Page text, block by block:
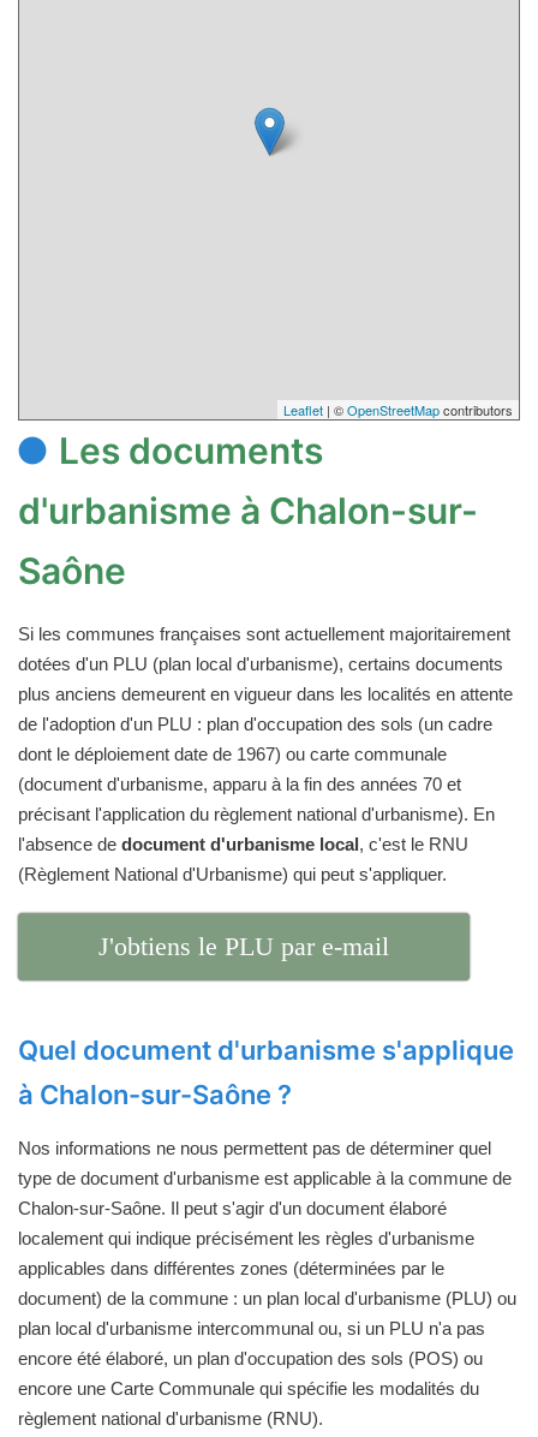
Leaflet | ©OpenStreetMapcontributors
Les documents
d'urbanisme à Chalon-sur-
Saône
Si les communes françaises sont actuellement majoritairement
dotées d'un PLU (plan local d'urbanisme), certains documents
plus anciens demeurent en vigueur dans les localités en attente
de l'adoption d'un PLU : plan d'occupation des sols (un cadre
dont le déploiement date de 1967) ou carte communale
(document d'urbanisme, apparu à la fin des années 70 et
précisant l'application du règlement national d'urbanisme). En
l'absence de document d'urbanisme local, c'est le RNU
(Règlement National d'Urbanisme) qui peut s'appliquer.
J'obtiens le PLU par e-mail
Quel document d'urbanisme s'applique
à Chalon-sur-Saône ?
Nos informations ne nous permettent pas de déterminer quel
type de document d'urbanisme est applicable à la commune de
Chalon-sur-Saône. Il peut s'agir d'un document élaboré
localement qui indique précisément les règles d'urbanisme
applicables dans différentes zones (déterminées par le
document) de la commune : un plan local d'urbanisme (PLU) ou
plan local d'urbanisme intercommunal ou, si un PLU n'a pas
encore été élaboré, un plan d'occupation des sols (POS) ou
encore une Carte Communale qui spécifie les modalités du
règlement national d'urbanisme (RNU).